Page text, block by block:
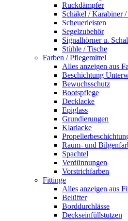
Ruckdämpfer
Schäkel / Karabiner /
Scheuerleisten
Segelzubehör
Signalhörner u.
Stühle / Tische
Farben / Pflegemittel
Alles anzeigen aus
Beschichtung
Bewuchsschutz
Bootspflege
Decklacke
Epiglass
Grundierungen
Klarlacke
Raum- und
Spachtel
Verdünnungen
Vorstrichfarben
Fittinge
Alles anzeigen aus
Belüfter
Borddurchlässe
Deckseinfüllstutzen